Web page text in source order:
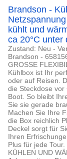
Brandson -
kühlt und
ca 20°C
Zustand: Neu -
Brandson -
GROSSE
Kühlbox ist Ihr
oder auf Reisen.
die Steckdose vor
Boot. So bleibt
Sie sie gerade
Machen Sie Ihre
die Box reichlich
Deckel sorgt für
Ihren
Plus für jede
KÜHLEN UND